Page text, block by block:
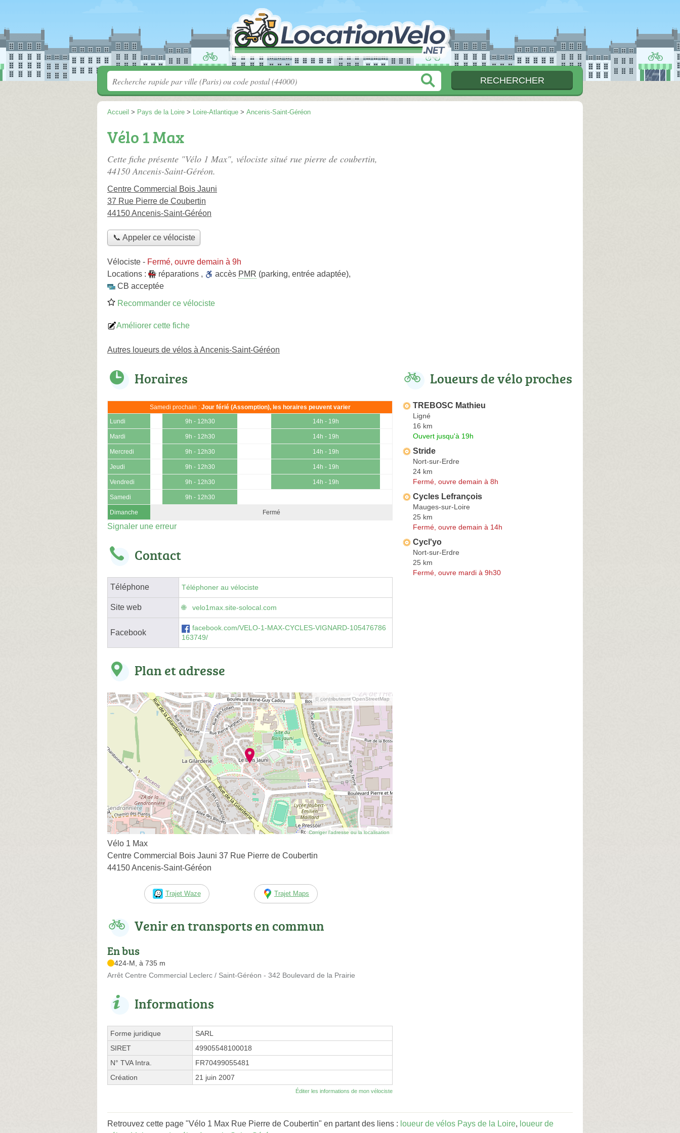
Accueil > Pays de la Loire > Loire-Atlantique > Ancenis-Saint-Géréon
Vélo 1 Max
Cette fiche présente "Vélo 1 Max", vélociste situé rue pierre de coubertin,
44150 Ancenis-Saint-Géréon.
Centre Commercial Bois Jauni
37 Rue Pierre de Coubertin
44150 Ancenis-Saint-Géréon
📞 Appeler ce vélociste
Vélociste - Fermé, ouvre demain à 9h
Locations :
réparations , accès PMR (parking, entrée adaptée),
CB acceptée
Recommander ce vélociste
Améliorer cette fiche
Autres loueurs de vélos à Ancenis-Saint-Géréon
Horaires
Samedi prochain : Jour férié (Assomption), les horaires peuvent varier
Lundi 9h - 12h30 14h - 19h
Mardi 9h - 12h30 14h - 19h
Mercredi 9h - 12h30 14h - 19h
Jeudi 9h - 12h30 14h - 19h
Vendredi 9h - 12h30 14h - 19h
Samedi 9h - 12h30
Dimanche Fermé
Signaler une erreur
Contact
Téléphone Téléphoner au vélociste
Site web velo1max.site-solocal.com
Facebook
facebook.com/VELO-1-MAX-CYCLES-VIGNARD-105476786
163749/
Plan et adresse
© contributeurs OpenStreetMap
Corriger l’adresse ou la localisation
Vélo 1 Max
Centre Commercial Bois Jauni 37 Rue Pierre de Coubertin
44150 Ancenis-Saint-Géréon
Trajet Waze Trajet Maps
Venir en transports en commun
En bus
424-M, à 735 m
Arrêt Centre Commercial Leclerc / Saint-Géréon - 342 Boulevard de la Prairie
Informations
Forme juridique
SARL
SIRET
49905548100018
N° TVA Intra.
FR70499055481
Création
21 juin 2007
Éditer les informations de mon vélociste
Loueurs de vélo proches
TREBOSC Mathieu
Ligné
16 km
Ouvert jusqu'à 19h
Stride
Nort-sur-Erdre
24 km
Fermé, ouvre demain à 8h
Cycles Lefrançois
Mauges-sur-Loire
25 km
Fermé, ouvre demain à 14h
Cycl'yo
Nort-sur-Erdre
25 km
Fermé, ouvre mardi à 9h30
Retrouvez cette page "Vélo 1 Max Rue Pierre de Coubertin" en partant des liens : loueur de vélos Pays de la Loire, loueur de